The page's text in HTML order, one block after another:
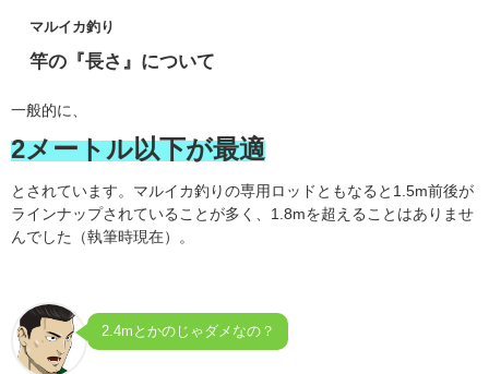
マルイカ釣り
竿の『長さ』について
一般的に、
2メートル以下が最適
とされています。マルイカ釣りの専用ロッドともなると1.5m前後が
ラインナップされていることが多く、1.8mを超えることはありませ
んでした（執筆時現在）。
2.4mとかのじゃダメなの？